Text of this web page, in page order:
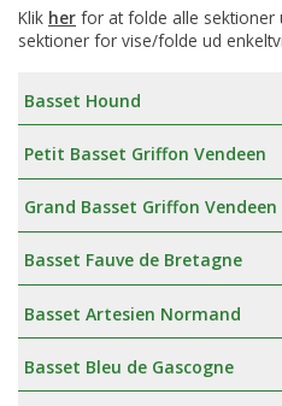
Klik her for at folde alle sektioner
sektioner for vise/folde ud
Basset Hound
Petit Basset Griffon Vendeen
Grand Basset Griffon Vendeen
Basset Fauve de Bretagne
Basset Artesien Normand
Basset Bleu de Gascogne